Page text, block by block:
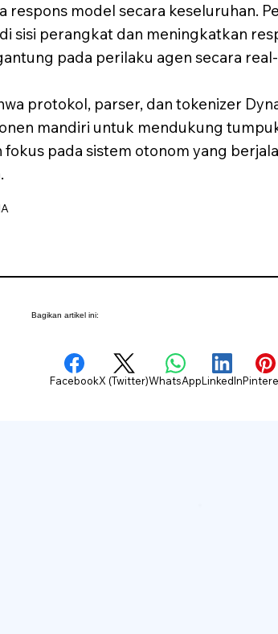
respons model secara keseluruhan.
sisi perangkat dan meningkatkan
pada perilaku agen secara
protokol, parser, dan tokenizer
mandiri untuk mendukung
pada sistem otonom yang
Bagikan artikel ini:
FacebookX (Twitter)WhatsAppLinkedIn